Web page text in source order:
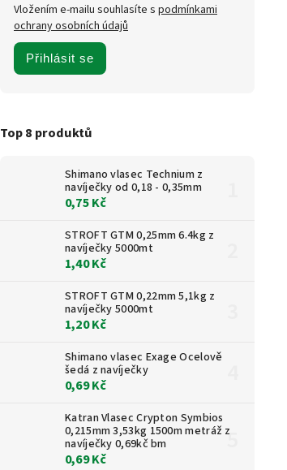
Vložením e-mailu souhlasíte s podmínkami
ochrany osobních údajů
Přihlásit se
Top 8 produktů
Shimano vlasec Technium z
navíječky od 0,18 - 0,35mm
0,75 Kč
STROFT GTM 0,25mm 6.4kg z
navíječky 5000mt
1,40 Kč
STROFT GTM 0,22mm 5,1kg z
navíječky 5000mt
1,20 Kč
Shimano vlasec Exage Ocelově
šedá z navíječky
0,69 Kč
Katran Vlasec Crypton Symbios
0,215mm 3,53kg 1500m metráž z
navíječky 0,69kč bm
0,69 Kč